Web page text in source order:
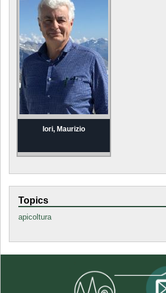
Iori, Maurizio
Topics
apicoltura